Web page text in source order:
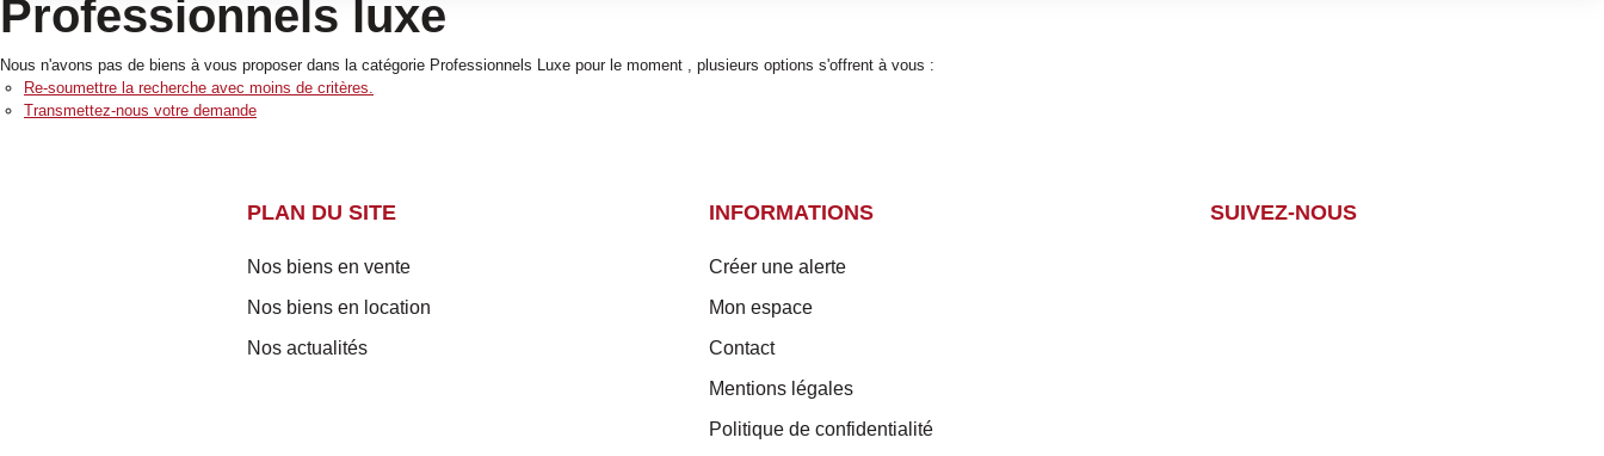
Professionnels luxe
Nous n'avons pas de biens à vous proposer dans la catégorie Professionnels Luxe pour le moment , plusieurs options s'offrent à vous :
Re-soumettre la recherche avec moins de critères.
Transmettez-nous votre demande
PLAN DU SITE
Nos biens en vente
Nos biens en location
Nos actualités
INFORMATIONS
Créer une alerte
Mon espace
Contact
Mentions légales
Politique de confidentialité
SUIVEZ-NOUS